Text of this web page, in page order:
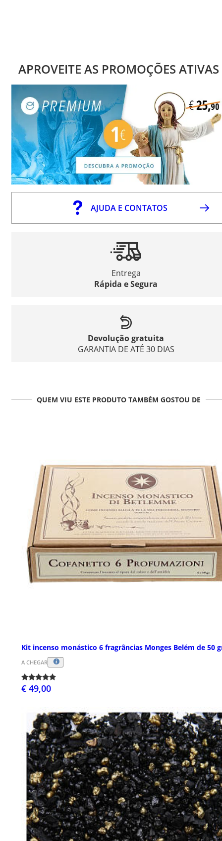
APROVEITE AS PROMOÇÕES ATIVAS
AJUDA E CONTATOS
Entrega
Rápida e Segura
Devolução gratuita
GARANTIA DE ATÉ 30 DIAS
QUEM VIU ESTE PRODUTO TAMBÉM GOSTOU DE
Kit incenso monástico 6 fragrâncias Monges Belém de 50
A CHEGAR
€ 49,00